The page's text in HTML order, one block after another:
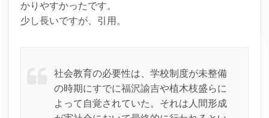
かりやすかったです。
少し長いですが、引用。
社会教育の必要性は、学校制度が未整備
の時期にすでに福沢諭吉や植木枝盛らに
よって自覚されていた。それは人間形成